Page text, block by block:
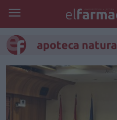
apoteca natura